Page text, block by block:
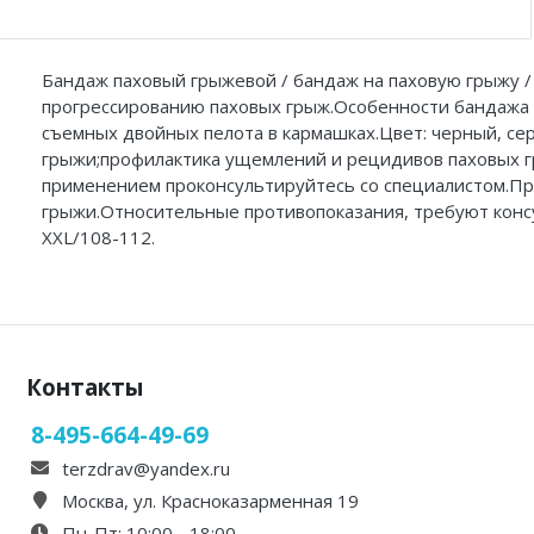
Бандаж паховый грыжевой / бандаж на паховую грыжу
прогрессированию паховых грыж.Особенности бандажа
съемных двойных пелота в кармашках.Цвет: черный,
грыжи;профилактика ущемлений и рецидивов паховых
применением проконсультируйтесь со
грыжи.Относительные противопоказания, требуют
XXL/108-112.
Контакты
8-495-664-49-69
terzdrav@yandex.ru
Москва, ул. Красноказарменная 19
Очистители полости рта
Устройства от храпа
Молокоотсосы
Спринцовки
Фототерапевтические аппараты
Пульсоксиметры
Устройства для стерилизации и обработки
Баллон-нагнетатель